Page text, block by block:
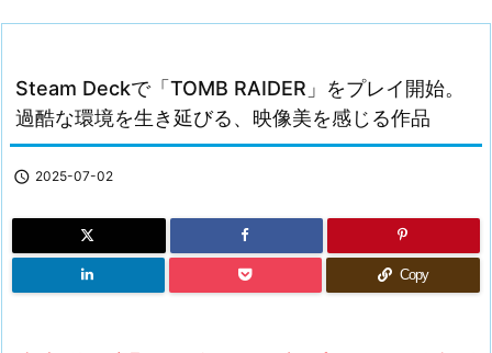
Steam Deckで「TOMB RAIDER」をプレイ開始。
過酷な環境を生き延びる、映像美を感じる作品
 2025-07-02
Copy